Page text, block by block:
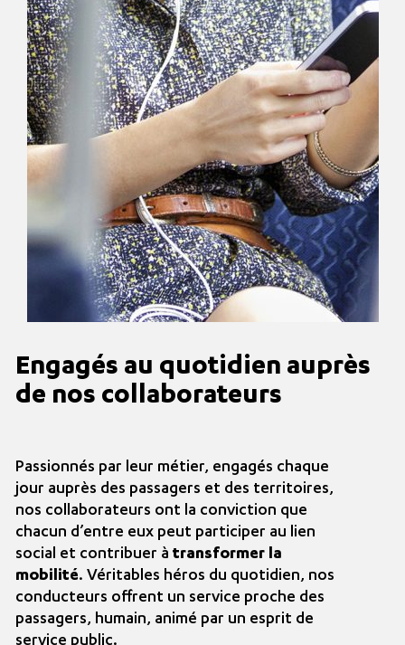
Engagés au quotidien auprès
de nos collaborateurs
Passionnés par leur métier, engagés chaque
jour auprès des passagers et des territoires,
nos collaborateurs ont la conviction que
chacun d’entre eux peut participer au lien
social et contribuer àtransformer la
mobilité. Véritables héros du quotidien, nos
conducteurs offrent un service proche des
passagers, humain, animé par un esprit de
service public.